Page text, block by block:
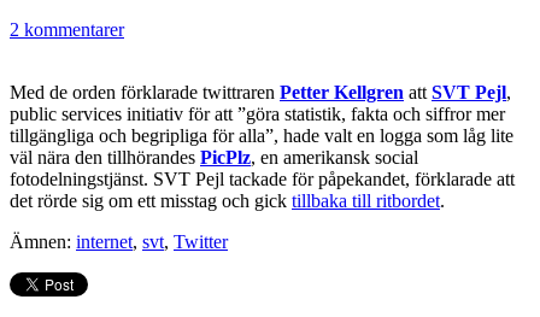
2 kommentarer
Med de orden förklarade twittraren Petter Kellgren att SVT Pejl,
public services initiativ för att ”göra statistik, fakta och siffror mer
tillgängliga och begripliga för alla”, hade valt en logga som låg lite
väl nära den tillhörandes PicPlz, en amerikansk social
fotodelningstjänst. SVT Pejl tackade för påpekandet, förklarade att
det rörde sig om ett misstag och gick tillbaka till ritbordet.
Ämnen: internet, svt, Twitter